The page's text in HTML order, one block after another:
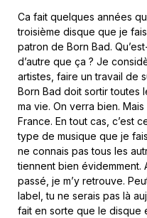
Ca fait quelques années
troisième disque que je
patron de Born Bad.
d’autre que ça ? Je
artistes, faire un travail de
Born Bad doit sortir toutes
ma vie. On verra bien.
France. En tout cas, c’est
type de musique que je
ne connais pas tous les
tiennent bien évidemment.
passé, je m’y retrouve.
label, tu ne serais pas là
fait en sorte que le disque